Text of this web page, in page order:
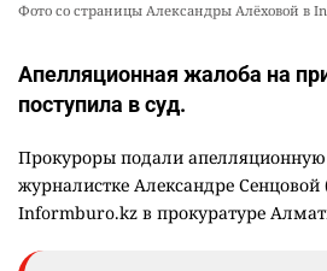
Фото со страницы Александры Алёховой в
Апелляционная жалоба на
поступила в суд.
Прокуроры подали
журналистке Александре
Informburo.kz в прокуратуре